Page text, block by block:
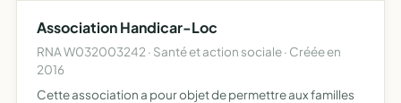
Association Handicar-Loc
RNA W032003242 · Santé et action sociale · Créée en
2016
Cette association a pour objet de permettre aux familles